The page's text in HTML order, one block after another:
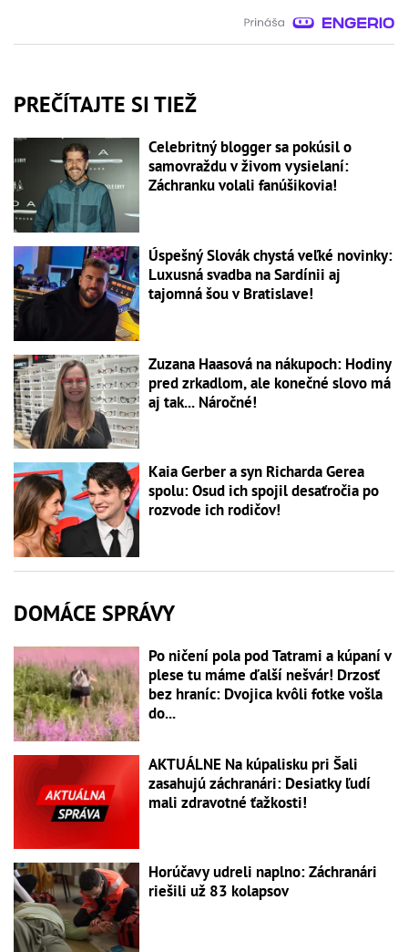
PREČÍTAJTE SI TIEŽ
Celebritný blogger sa pokúsil o
samovraždu v živom vysielaní:
Záchranku volali fanúšikovia!
Úspešný Slovák chystá veľké novinky:
Luxusná svadba na Sardínii aj
tajomná šou v Bratislave!
Zuzana Haasová na nákupoch: Hodiny
pred zrkadlom, ale konečné slovo má
aj tak... Náročné!
Kaia Gerber a syn Richarda Gerea
spolu: Osud ich spojil desaťročia po
rozvode ich rodičov!
DOMÁCE SPRÁVY
Po ničení pola pod Tatrami a kúpaní v
plese tu máme ďalší nešvár! Drzosť
bez hraníc: Dvojica kvôli fotke vošla
do...
AKTUÁLNE Na kúpalisku pri Šali
zasahujú záchranári: Desiatky ľudí
mali zdravotné ťažkosti!
Horúčavy udreli naplno: Záchranári
riešili už 83 kolapsov